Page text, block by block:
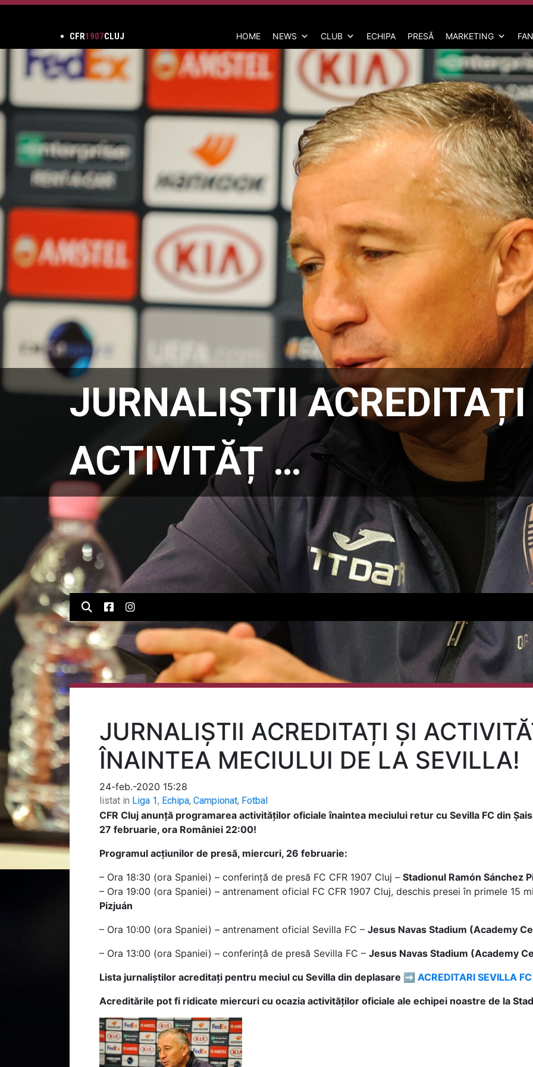
CFR1907CLUJ HOME NEWS CLUB ECHIPA PRESĂ MARKETING
JURNALIȘTII
ACTIVITĂȚ …
JURNALIȘTII ACREDITAȚI ȘI
ÎNAINTEA MECIULUI DE LA SEVILLA!
24-feb.-2020 15:28
listat in Liga 1, Echipa, Campionat, Fotbal
CFR Cluj anunță programarea activităților oficiale înaintea meciului retur cu Sevilla FC din
27 februarie, ora României 22:00!
Programul acțiunilor de presă, miercuri, 26 februarie:
– Ora 18:30 (ora Spaniei) – conferință de presă FC CFR 1907 Cluj – Stadionul Ramón Sánchez
– Ora 19:00 (ora Spaniei) – antrenament oficial FC CFR 1907 Cluj, deschis presei în primele 15
Pizjuán
– Ora 10:00 (ora Spaniei) – antrenament oficial Sevilla FC – Jesus Navas Stadium (Academy
– Ora 13:00 (ora Spaniei) – conferință de presă Sevilla FC – Jesus Navas Stadium (Academy
Lista jurnaliștilor acreditați pentru meciul cu Sevilla din deplasare ➡ ACREDITARI SEVILLA
Acreditările pot fi ridicate miercuri cu ocazia activităților oficiale ale echipei noastre de la